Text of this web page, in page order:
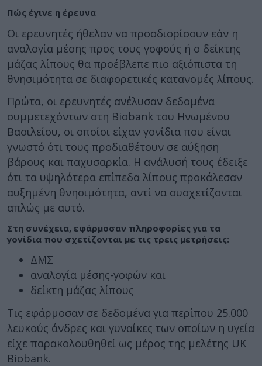
Πώς έγινε η έρευνα
Οι ερευνητές ήθελαν να προσδιορίσουν εάν η
αναλογία μέσης προς τους γοφούς ή ο δείκτης
μάζας λίπους θα προέβλεπε πιο αξιόπιστα τη
θνησιμότητα σε διαφορετικές κατανομές λίπους.
Πρώτα, οι ερευνητές ανέλυσαν δεδομένα
συμμετεχόντων στη Biobank του Ηνωμένου
Βασιλείου, οι οποίοι είχαν γονίδια που είναι
γνωστό ότι τους προδιαθέτουν σε αύξηση
βάρους και παχυσαρκία. Η ανάλυσή τους έδειξε
ότι τα υψηλότερα επίπεδα λίπους προκάλεσαν
αυξημένη θνησιμότητα, αντί να συσχετίζονται
απλώς με αυτό.
Στη συνέχεια, εφάρμοσαν πληροφορίες για τα
γονίδια που σχετίζονται με τις τρεις μετρήσεις:
ΔΜΣ
αναλογία μέσης-γοφών και
δείκτη μάζας λίπους
Τις εφάρμοσαν σε δεδομένα για περίπου 25.000
λευκούς άνδρες και γυναίκες των οποίων η υγεία
είχε παρακολουθηθεί ως μέρος της μελέτης UK
Biobank.